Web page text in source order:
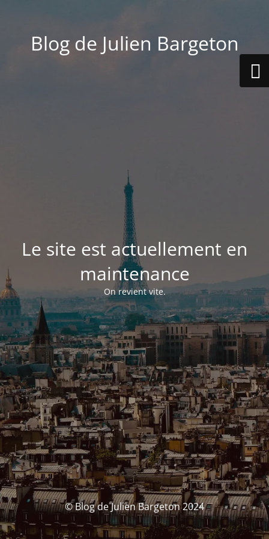
Blog de Julien Bargeton
Le site est actuellement en
maintenance
On revient vite.
© Blog de Julien Bargeton 2024